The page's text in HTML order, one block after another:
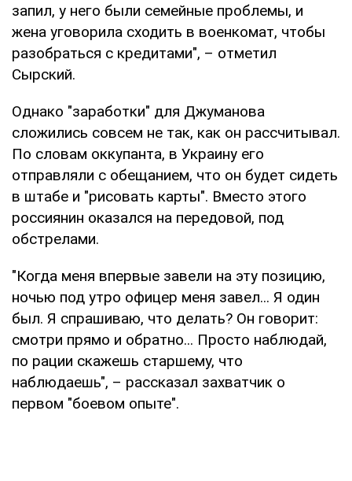
запил, у него были семейные проблемы, и
жена уговорила сходить в военкомат, чтобы
разобраться с кредитами", – отметил
Сырский.
Однако "заработки" для Джуманова
сложились совсем не так, как он рассчитывал.
По словам оккупанта, в Украину его
отправляли с обещанием, что он будет сидеть
в штабе и "рисовать карты". Вместо этого
россиянин оказался на передовой, под
обстрелами.
"Когда меня впервые завели на эту позицию,
ночью под утро офицер меня завел... Я один
был. Я спрашиваю, что делать? Он говорит:
смотри прямо и обратно... Просто наблюдай,
по рации скажешь старшему, что
наблюдаешь", – рассказал захватчик о
первом "боевом опыте".